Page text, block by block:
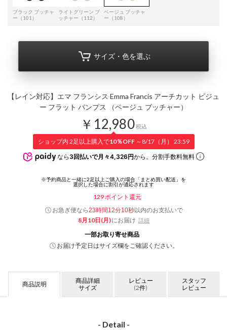
ブラック ブッチャ
ー（101）
ライトグリーン ブ
ッチャー（112）
ベージュ ブッチャ
ー（108）
サイズ・色を選ぶ
【レイン対応】エマ フランシス Emma Francis アーチカット ビジュ
ー フラット パンプス （ベージュ ブッチャー）
￥12,980税込
ショップ内 2足以上購入で10％OFF～8/17（月） 23:59
なら 3回払いで月々4,326円から。分割手数料無料
129 ポイント還元
お急ぎ便なら23時間12分09秒以内のお支払いで
8月10日(月)にお届け 詳細
一部お取り寄せ商品
お届け予定日はサイズ欄をご確認ください。
商品説明
商品詳細
サイズ
レビュー
(2件)
スタッフ
レビュー
- Detail -